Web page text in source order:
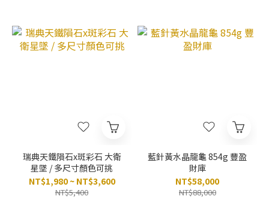
瑞典天鐵隕石x斑彩石 大衛
星墜 / 多尺寸顏色可挑
NT$1,980 ~ NT$3,600
NT$5,400
藍針黃水晶龍龜 854g 豐盈
財庫
NT$58,000
NT$88,000